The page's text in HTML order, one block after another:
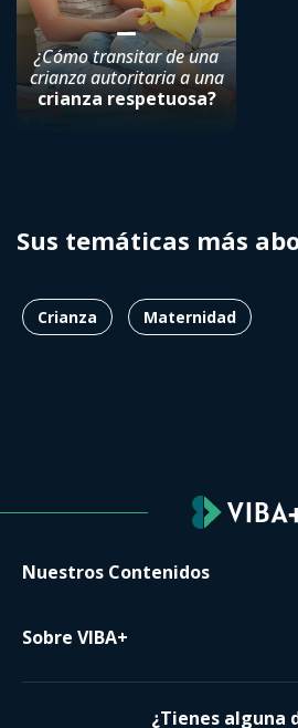
¿Cómo transitar de una
crianza autoritaria a una
crianza respetuosa?
Sus temáticas más
Crianza Maternidad
Nuestros Contenidos
Sobre VIBA+
¿Tienes alguna